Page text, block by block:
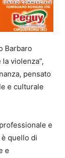
Barbaro
violenza”,
pensato
e culturale
e
quello di
e